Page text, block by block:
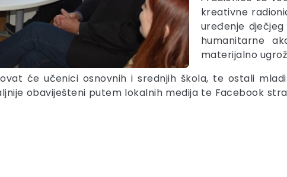
kreativne
uređenje
humanitarne
materijalno
će učenici osnovnih i srednjih škola, te ostali
obaviješteni putem lokalnih medija te Facebook